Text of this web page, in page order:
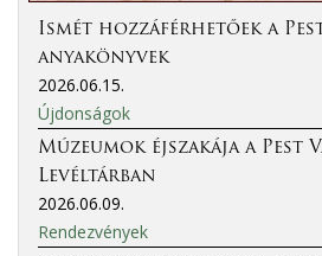
Ismét hozzáférhetőek a
anyakönyvek
2026.06.15.
Újdonságok
Múzeumok éjszakája a Pest
Levéltárban
2026.06.09.
Rendezvények